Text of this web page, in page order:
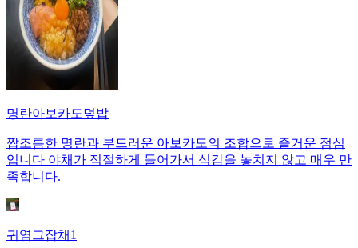
명란아보카도덮밥
짭조름한 명란과 부드러운 아보카도의 조합으로 즐거운 점심
입니다 야채가 적절하게 들어가서 식감을 놓치지 않고 매우 만
족합니다.
귀염그잡채1